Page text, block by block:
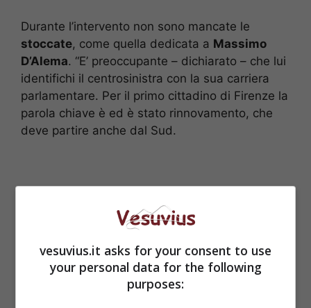
Durante l’intervento non sono mancate le
stoccate, come quella dedicata a Massimo
D’Alema. “E’ preoccupante – dichiarato – che lui
identifichi il centrosinistra con la sua carriera
parlamentare. Per il primo cittadino di Firenze la
parola chiave è ed è stato rinnovamento, che
deve partire anche dal Sud.
vesuvius.it asks for your consent to use
your personal data for the following
purposes: